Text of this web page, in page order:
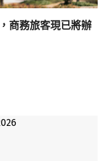
商務旅客現已將辦